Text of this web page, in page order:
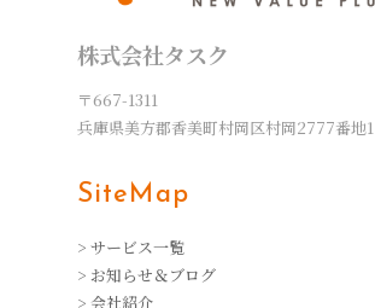
株式会社タスク
〒667-1311
兵庫県美方郡香美町村岡区村岡2777番地1
SiteMap
> サービス一覧
> お知らせ＆ブログ
> 会社紹介